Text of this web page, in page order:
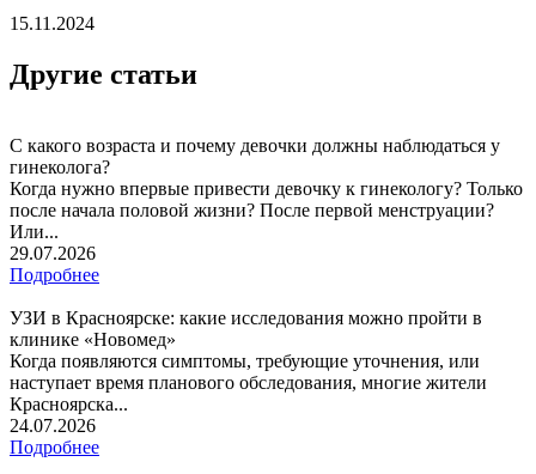
15.11.2024
Другие статьи
С какого возраста и почему девочки должны наблюдаться у
гинеколога?
Когда нужно впервые привести девочку к гинекологу? Только
после начала половой жизни? После первой менструации?
Или...
29.07.2026
Подробнее
УЗИ в Красноярске: какие исследования можно пройти в
клинике «Новомед»
Когда появляются симптомы, требующие уточнения, или
наступает время планового обследования, многие жители
Красноярска...
24.07.2026
Подробнее